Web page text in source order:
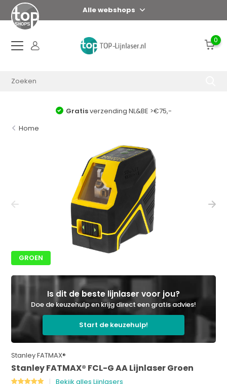
Alle webshops
0
Gratisverzending NL&BE >€75,-
Home
GROEN
Is dit de beste lijnlaser voor jou?
Doe de keuzehulp en krijg direct een gratis advies!
Start de keuzehulp!
Stanley FATMAX®
Stanley FATMAX® FCL-G AA Lijnlaser Groen
Bekijk alles Lijnlasers